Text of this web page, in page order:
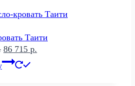
260 р..
195 р..
Таити
Первоначальная
цена
86 715 р.